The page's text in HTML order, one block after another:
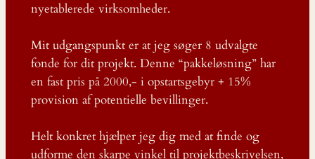
nyetablerede virksomheder.
Mit udgangspunkt er at jeg søger 8 udvalgte
fonde for dit projekt. Denne “pakkeløsning” har
en fast pris på 2000,- i opstartsgebyr + 15%
provision af potentielle bevillinger.
Helt konkret hjælper jeg dig med at finde og
udforme den skarpe vinkel til projektbeskrivelsen,